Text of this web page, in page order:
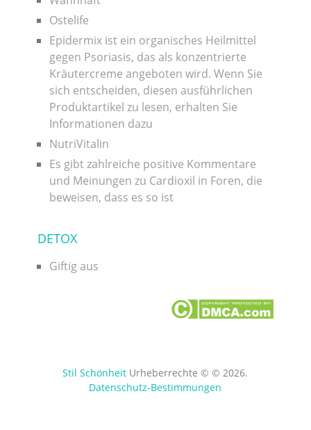
Ostelife
Epidermix ist ein organisches Heilmittel
gegen Psoriasis, das als konzentrierte
Kräutercreme angeboten wird. Wenn Sie
sich entscheiden, diesen ausführlichen
Produktartikel zu lesen, erhalten Sie
Informationen dazu
NutriVitalin
Es gibt zahlreiche positive Kommentare
und Meinungen zu Cardioxil in Foren, die
beweisen, dass es so ist
DETOX
Giftig aus
Stil Schönheit Urheberrechte © © 2026.
Datenschutz-Bestimmungen